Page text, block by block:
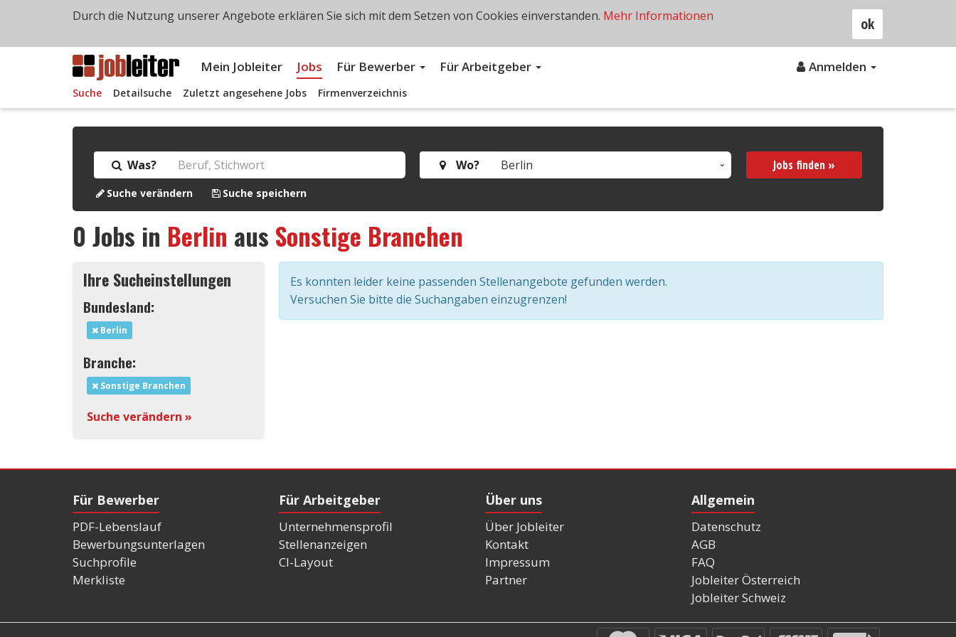
Mein Jobleiter Jobs Für Bewerber Für Arbeitgeber Anmelden
Suche Detailsuche Zuletzt angesehene Jobs Firmenverzeichnis
Was? Wo? Jobs finden »
Suche verändern Suche speichern
0 Jobs in Berlin aus Sonstige Branchen
Ihre Sucheinstellungen
Bundesland:
Berlin
Branche:
Sonstige Branchen
Suche verändern »
Es konnten leider keine passenden Stellenangebote gefunden werden.
Versuchen Sie bitte die Suchangaben einzugrenzen!
Für Bewerber
PDF-Lebenslauf
Bewerbungsunterlagen
Suchprofile
Merkliste
Für Arbeitgeber
Unternehmensprofil
Stellenanzeigen
CI-Layout
Über uns
Über Jobleiter
Kontakt
Impressum
Partner
Allgemein
Datenschutz
AGB
FAQ
Jobleiter Österreich
Jobleiter Schweiz
ok
Durch die Nutzung unserer Angebote erklären Sie sich mit dem Setzen von Cookies einverstanden. Mehr Informationen